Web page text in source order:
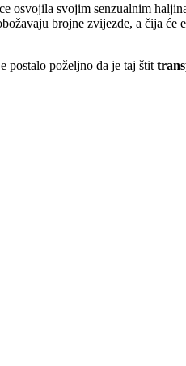
svojim senzualnim
brojne zvijezde, a čija
postalo poželjno da je taj štit